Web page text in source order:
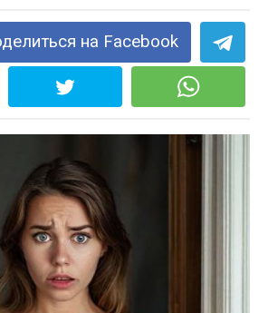
на Facebook